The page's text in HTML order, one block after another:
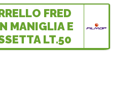
FRED
MANIGLIA E
LT.50